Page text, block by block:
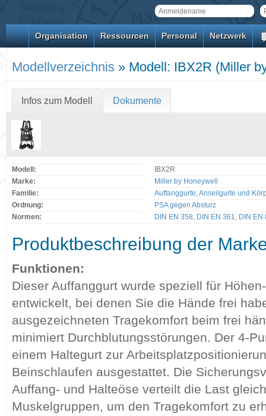
Organisation Ressourcen Personal Netzwerk
Modellverzeichnis » Modell: IBX2R (Miller
Infos zum Modell Dokumente
Modell:
IBX2R
Marke:
Miller by Honeywell
Familie:
Auffanggurte, Anseilgurte und
Ordnung:
PSA gegen Absturz
Normen:
DIN EN 358, DIN EN 361, DIN EN
Produktbeschreibung der
Funktionen:
Dieser Auffanggurt wurde speziell für
entwickelt, bei denen Sie die Hände frei
ausgezeichneten Tragekomfort beim frei
minimiert Durchblutungsstörungen. Der 4-
einem Haltegurt zur
Beinschlaufen ausgestattet. Die
Auffang- und Halteöse verteilt die Last
Muskelgruppen, um den Tragekomfort zu